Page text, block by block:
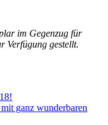
im Gegenzug für
Verfügung gestellt.
ganz wunderbaren